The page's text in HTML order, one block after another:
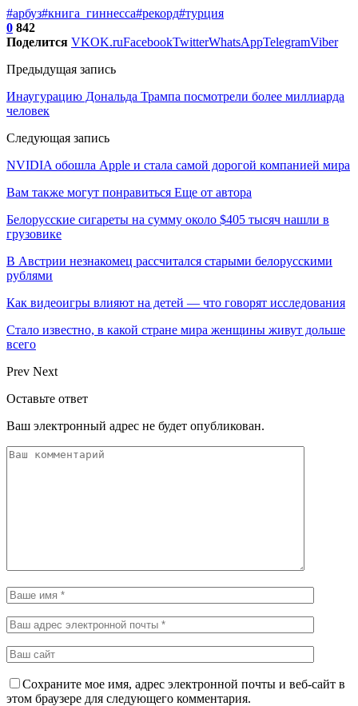
#арбуз#книга_гиннесса#рекорд#турция
0 842
Поделится VKOK.ruFacebookTwitterWhatsAppTelegramViber
Предыдущая запись
Инаугурацию Дональда Трампа посмотрели более миллиарда
человек
Следующая запись
NVIDIA обошла Apple и стала самой дорогой компанией мира
Вам также могут понравиться Еще от автора
Белорусские сигареты на сумму около $405 тысяч нашли в
грузовике
В Австрии незнакомец рассчитался старыми белорусскими
рублями
Как видеоигры влияют на детей — что говорят исследования
Стало известно, в какой стране мира женщины живут дольше
всего
Prev Next
Оставьте ответ
Ваш электронный адрес не будет опубликован.
Сохраните мое имя, адрес электронной почты и веб-сайт в
этом браузере для следующего комментария.